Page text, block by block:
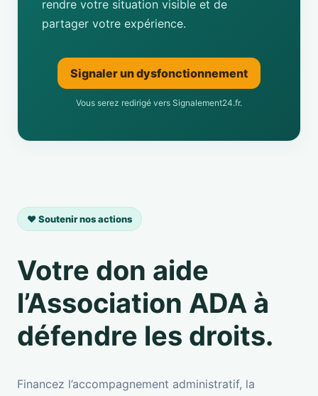
rendre votre situation visible et de
partager votre expérience.
Signaler un dysfonctionnement
Vous serez redirigé vers Signalement24.fr.
❤️ Soutenir nos actions
Votre don aide
l’Association ADA à
défendre les droits.
Financez l’accompagnement administratif, la